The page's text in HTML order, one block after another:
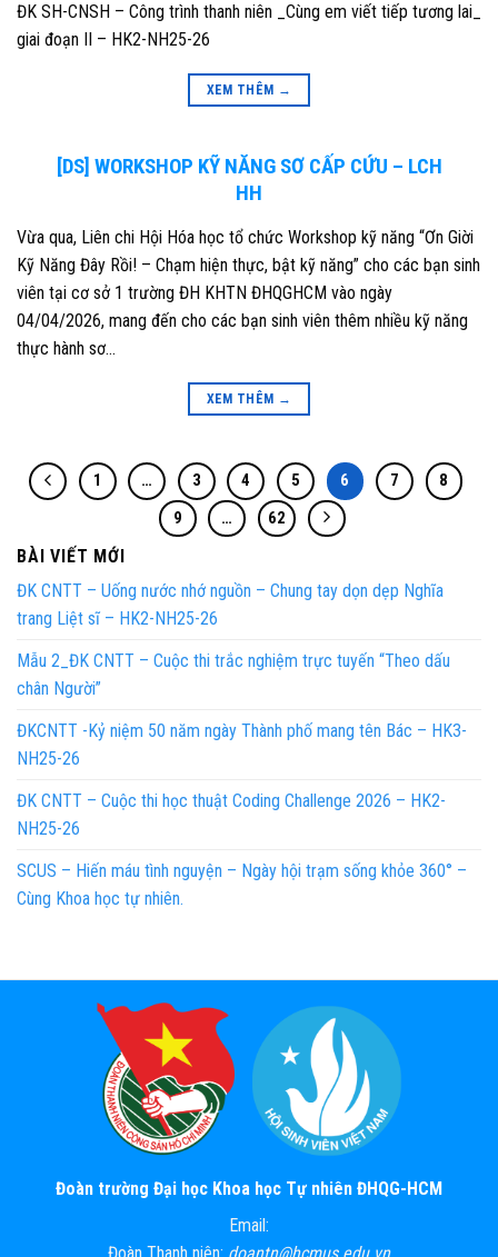
ĐK SH-CNSH – Công trình thanh niên _Cùng em viết tiếp tương lai_
giai đoạn II – HK2-NH25-26
XEM THÊM →
[DS] WORKSHOP KỸ NĂNG SƠ CẤP CỨU – LCH
HH
Vừa qua, Liên chi Hội Hóa học tổ chức Workshop kỹ năng “Ơn Giời
Kỹ Năng Đây Rồi! – Chạm hiện thực, bật kỹ năng” cho các bạn sinh
viên tại cơ sở 1 trường ĐH KHTN ĐHQGHCM vào ngày
04/04/2026, mang đến cho các bạn sinh viên thêm nhiều kỹ năng
thực hành sơ…
XEM THÊM →
1 … 3 4 5 6 7
8
9
… 62
BÀI VIẾT MỚI
ĐK CNTT – Uống nước nhớ nguồn – Chung tay dọn dẹp Nghĩa
trang Liệt sĩ – HK2-NH25-26
Mẫu 2_ĐK CNTT – Cuộc thi trắc nghiệm trực tuyến “Theo dấu
chân Người”
ĐKCNTT -Kỷ niệm 50 năm ngày Thành phố mang tên Bác – HK3-
NH25-26
ĐK CNTT – Cuộc thi học thuật Coding Challenge 2026 – HK2-
NH25-26
SCUS – Hiến máu tình nguyện – Ngày hội trạm sống khỏe 360° –
Cùng Khoa học tự nhiên.
Đoàn trường Đại học Khoa học Tự nhiên ĐHQG-HCM
Email:
Đoàn Thanh niên: doantn@hcmus.edu.vn